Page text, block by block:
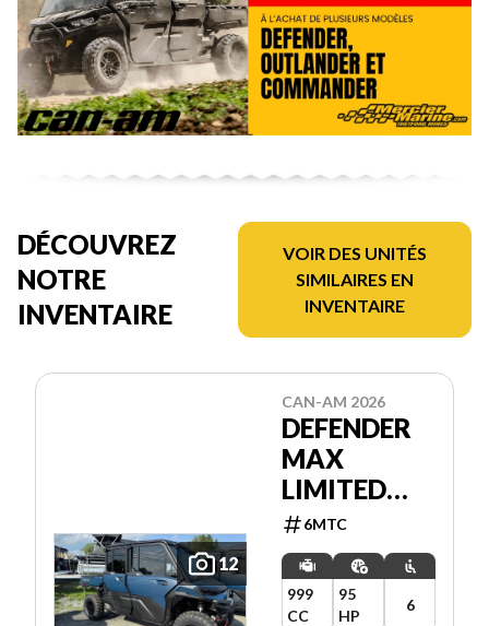
DÉCOUVREZ
NOTRE
INVENTAIRE
VOIR DES UNITÉS
SIMILAIRES EN
INVENTAIRE
12
CAN-AM 2026
DEFENDER
MAX
LIMITED
HD11
6MTC
999
CC
95
HP
6